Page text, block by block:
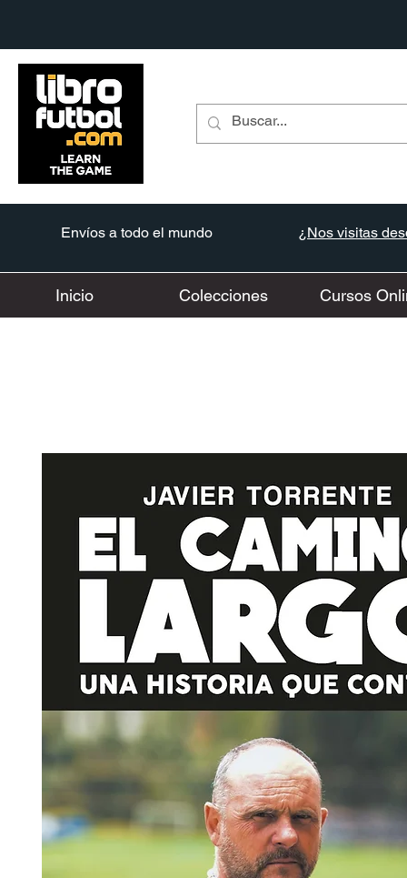
Envíos a todo el mundo ¿Nos visitas
Inicio Colecciones Cursos